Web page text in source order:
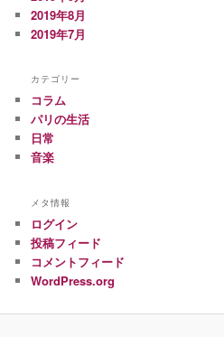
2019年8月
2019年7月
カテゴリー
コラム
パリの生活
日常
音楽
メタ情報
ログイン
投稿フィード
コメントフィード
WordPress.org